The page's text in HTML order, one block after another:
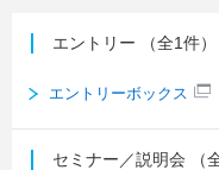
エントリー （全1件）
エントリーボックス
セミナー／説明会 （